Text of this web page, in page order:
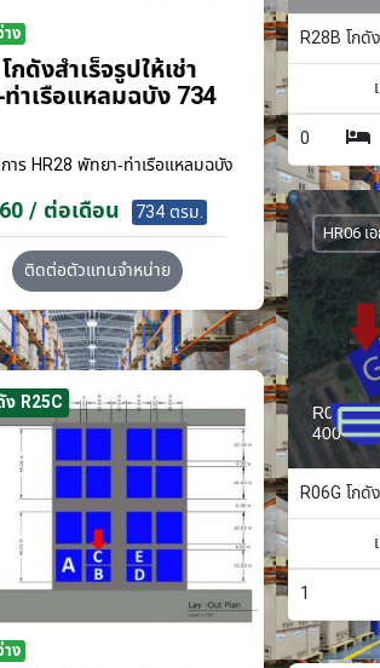
าง
กดังสำเร็จรูปให้เช่า
าเรือแหลมฉบัง 734
ารHR28 พัทยา-ท่าเรือแหลมฉบัง
/ ต่อเดือน 734 ตรม.
ติดต่อตัวแทนจำหน่าย
R28B โกดั
0
R06G โ
400 ตรม.
HR06 เ
R06G โกดั
1
R25C
าง